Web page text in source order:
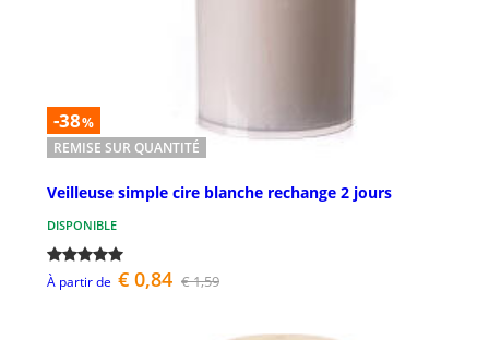
-38%
REMISE SUR QUANTITÉ
Veilleuse simple cire blanche rechange 2 jours
DISPONIBLE
À partir de € 0,84 € 1,59